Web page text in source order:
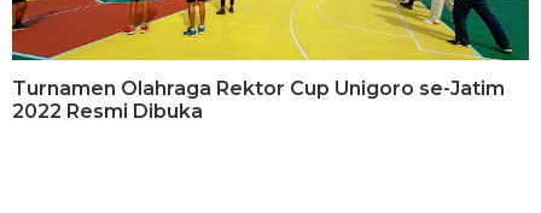
Turnamen Olahraga Rektor Cup Unigoro se-Jatim
2022 Resmi Dibuka